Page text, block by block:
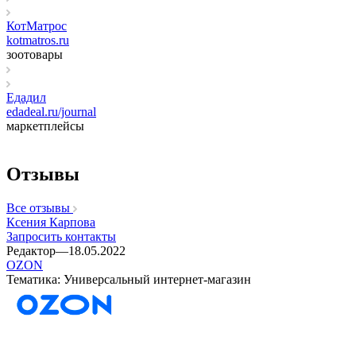
КотМатрос
kotmatros.ru
зоотовары
Едадил
edadeal.ru/journal
маркетплейсы
Отзывы
Все отзывы
Ксения Карпова
Запросить контакты
Редактор—18.05.2022
OZON
Тематика: Универсальный интернет-магазин